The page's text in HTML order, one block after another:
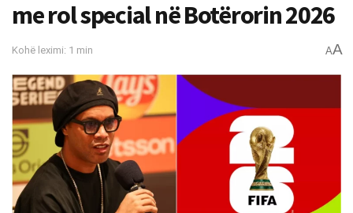
me rol special në Botërorin 2026
Kohë leximi: 1 min AA